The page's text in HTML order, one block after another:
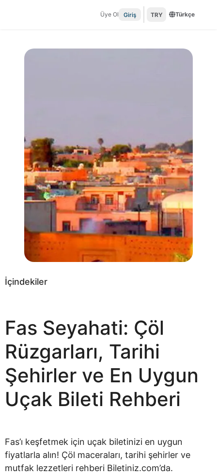
Üye Ol Giriş TRY Türkçe
İçindekiler
Fas Seyahati: Çöl
Rüzgarları, Tarihi
Şehirler ve En Uygun
Uçak Bileti Rehberi
Fas’ı keşfetmek için uçak biletinizi en uygun
fiyatlarla alın! Çöl maceraları, tarihi şehirler ve
mutfak lezzetleri rehberi Biletiniz.com’da.